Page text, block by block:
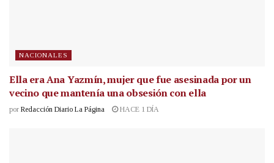
NACIONALES
Ella era Ana Yazmín, mujer que fue asesinada por un
vecino que mantenía una obsesión con ella
por Redacción Diario La Página HACE 1 DÍA